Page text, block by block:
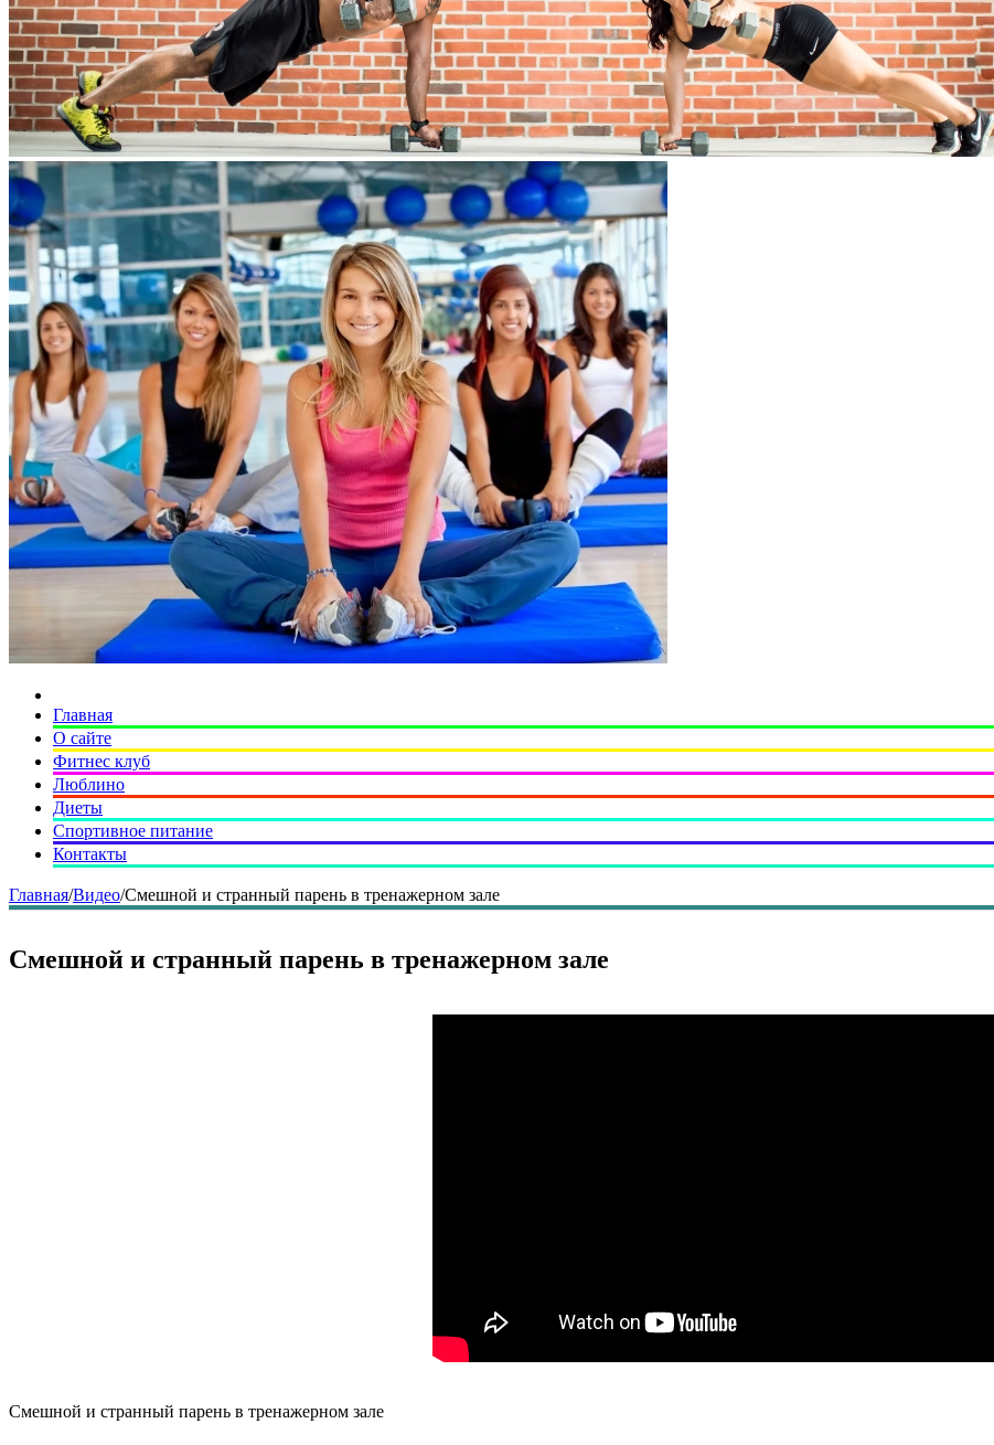
Главная
О сайте
Фитнес клуб
Люблино
Диеты
Спортивное питание
Контакты
Главная/Видео/Смешной и странный парень в тренажерном зале
Смешной и странный парень в тренажерном зале
Смешной и странный парень в тренажерном зале